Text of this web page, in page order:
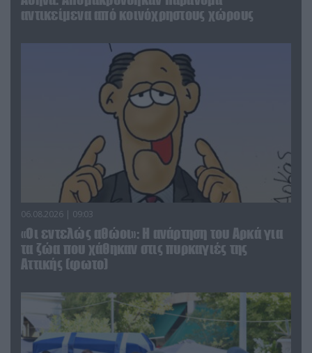
αντικείμενα από κοινόχρηστους χώρους
06.08.2026 | 09:03
«Οι εντελώς αθώοι»: Η ανάρτηση του Αρκά για
τα ζώα που χάθηκαν στις πυρκαγιές της
Αττικής (φωτο)